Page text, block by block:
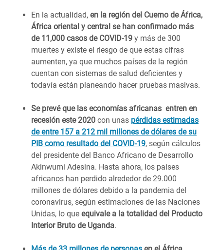
En la actualidad, en la región del Cuerno de África,
África oriental y central se han confirmado más
de 11,000 casos de COVID-19 y más de 300
muertes y existe el riesgo de que estas cifras
aumenten, ya que muchos países de la región
cuentan con sistemas de salud deficientes y
todavía están planeando hacer pruebas masivas.
Se prevé que las economías africanas entren en
recesión este 2020 con unas pérdidas estimadas
de entre 157 a 212 mil millones de dólares de su
PIB como resultado del COVID-19, según cálculos
del presidente del Banco Africano de Desarrollo
Akinwumi Adesina. Hasta ahora, los países
africanos han perdido alrededor de 29.000
millones de dólares debido a la pandemia del
coronavirus, según estimaciones de las Naciones
Unidas, lo que equivale a la totalidad del Producto
Interior Bruto de Uganda.